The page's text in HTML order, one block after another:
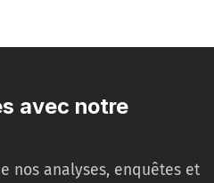
avec notre
nos analyses, enquêtes et